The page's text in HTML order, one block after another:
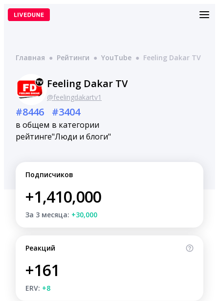
Перейти
Главная ● Рейтинги ● YouTube ● Feeling Dakar TV
Feeling Dakar TV
@feelingdakartv1
#8446
в общем
рейтинге
#3404
в категории
"Люди и блоги"
Подписчиков
+1,410,000
За 3 месяца: +30,000
Реакций
+161
ERV: +8